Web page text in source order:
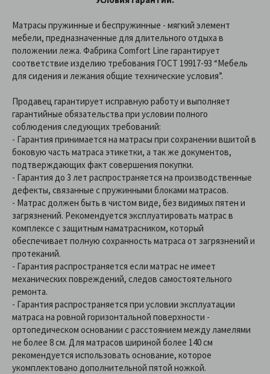
Матрасы пружинные и беспружинные - мягкий элемент
мебели, предназначенные для длительного отдыха в
положении лежа. Фабрика Comfort Line гарантирует
соответствие изделию требования ГОСТ 19917-93 “Мебель
для сидения и лежания общие технические условия”.
Продавец гарантирует исправную работу и выполняет
гарантийные обязательства при условии полного
соблюдения следующих требований:
- Гарантия принимается на матрасы при сохранении вшитой в
боковую часть матраса этикетки, а так же документов,
подтверждающих факт совершения покупки.
- Гарантия до 3 лет распространяется на производственные
дефекты, связанные с пружинными блоками матрасов.
- Матрас должен быть в чистом виде, без видимых пятен и
загрязнений. Рекомендуется эксплуатировать матрас в
комплексе с защитным наматрасником, который
обеспечивает полную сохранность матраса от загрязнений и
протеканий.
- Гарантия распространяется если матрас не имеет
механических повреждений, следов самостоятельного
ремонта.
- Гарантия распространяется при условии эксплуатации
матраса на ровной горизонтальной поверхности -
ортопедическом основании с расстоянием между ламелями
не более 8 см. Для матрасов шириной более 140 см
рекомендуется использовать основание, которое
укомплектовано дополнительной пятой ножкой.